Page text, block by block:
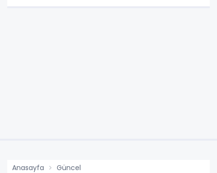
Anasayfa Güncel